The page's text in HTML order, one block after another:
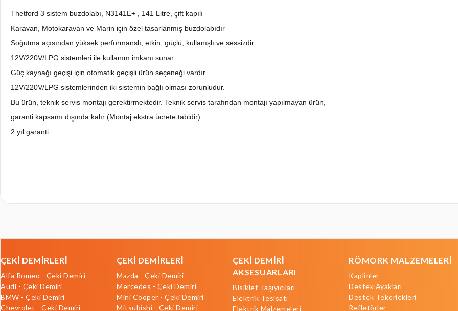
Thetford 3 sistem buzdolabı, N3141E+ , 141 Litre, çift kapılı
Karavan, Motokaravan ve Marin için özel tasarlanmış buzdolabıdır
Soğutma açısından yüksek performanslı, etkin, güçlü, kullanışlı ve sessizdir
12V/220V/LPG sistemleri ile kullanım imkanı sunar
Güç kaynağı geçişi için otomatik geçişli ürün seçeneği vardır
12V/220V/LPG sistemlerinden iki sistemin bağlı olması zorunludur.
Bu ürün, teknik servis montajı gerektirmektedir. Teknik servis tarafından montajı yapılmayan ürün,
garanti kapsamı dışında kalır (Montaj ekstra ücrete tabidir)
2 yıl garanti
ÇEKİ DEMİRLERİ
Alfa Romeo - Çeki Demiri
Audi - Çeki Demiri
BMW - Çeki Demiri
Chevrolet - Çeki Demiri
ÇEKİ DEMİRLERİ
Mazda - Çeki Demiri
Mercedes - Çeki Demiri
Mini Cooper - Çeki Demiri
Mitsubishi - Çeki Demiri
ÇEKİ DEMİRİ
AKSESUARLARI
Bisiklet Taşıyıcıları
Elektrik Tesisatı
Elektrik Malzemeleri
RÖMORK MALZEMELERİ
Kaplinler
Destek Ayakları
Destek Tekerlekleri
Refletörler